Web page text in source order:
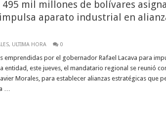
mil millones de bolívares
aparato industrial en
, ULTIMA HORA 0
emprendidas por el gobernador Rafael Lacava para
entidad, este jueves, el mandatario regional se reunió
Morales, para establecer alianzas estratégicas que
…